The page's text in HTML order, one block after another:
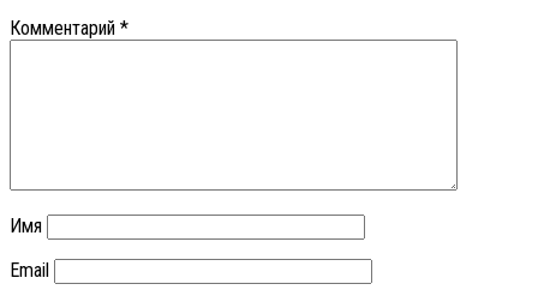
Комментарий *
Имя
Email